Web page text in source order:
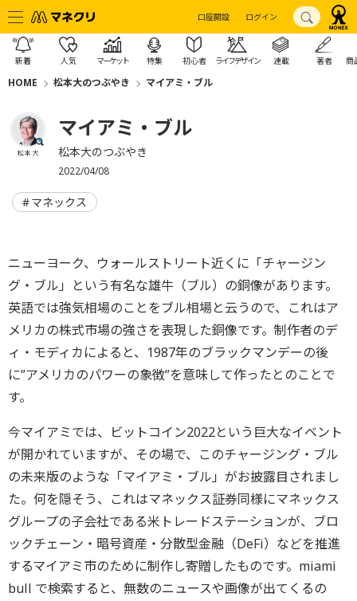
口座開設 ログイン
新着 人気 マーケット 特集 初心者 ライフデザイン 連載 著者 商
HOME 松本大のつぶやき マイアミ・ブル
松本 大
マイアミ・ブル
松本大のつぶやき
2022/04/08
マネックス
ニューヨーク、ウォールストリート近くに「チャージン
グ・ブル」という有名な雄牛（ブル）の銅像があります。
英語では強気相場のことをブル相場と云うので、これはア
メリカの株式市場の強さを表現した銅像です。制作者のデ
ィ・モディカによると、1987年のブラックマンデーの後
に”アメリカのパワーの象徴”を意味して作ったとのことで
す。
今マイアミでは、ビットコイン2022という巨大なイベント
が開かれていますが、その場で、このチャージング・ブル
の未来版のような「マイアミ・ブル」がお披露目されまし
た。何を隠そう、これはマネックス証券同様にマネックス
グループの子会社である米トレードステーションが、ブロ
ックチェーン・暗号資産・分散型金融（DeFi）などを推進
するマイアミ市のために制作し寄贈したものです。miami
bull で検索すると、無数のニュースや画像が出てくるの